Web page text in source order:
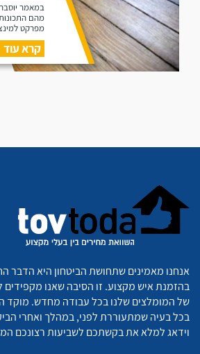
במאמר
מהם
מפרקט
היתרונות
קרא עוד
אנחנו מאמינים שתחושת הביטחון היא הדבר
בהזמנת איש מקצוע. זו הסיבה שאנו מקפידים
של המומלצים שלנו בכל עבודה מחדש. מוקד
בכל בעיה שמתעוררת לפני, במהלך ואחרי
וידאג למלא את בקשתכם לשביעות רצונכם